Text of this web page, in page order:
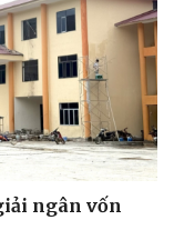
ngân vốn